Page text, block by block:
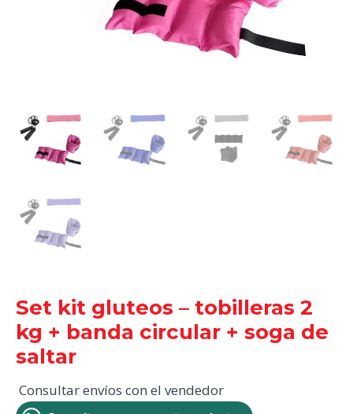
Set kit gluteos – tobilleras 2
kg + banda circular + soga de
saltar
Consultar envíos con el vendedor